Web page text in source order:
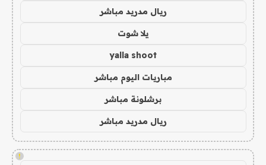
ريال مدريد مباشر
يلا شوت
yalla shoot
مباريات اليوم مباشر
برشلونة مباشر
ريال مدريد مباشر
!